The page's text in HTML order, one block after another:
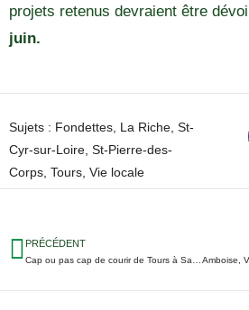
projets retenus devraient être
juin.
Sujets : Fondettes La Riche St-
Cyr-sur-Loire St-Pierre-des-
Corps Tours Vie locale
PRÉCÉDENT